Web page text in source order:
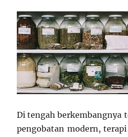
Di tengah berkembangnya
pengobatan modern,